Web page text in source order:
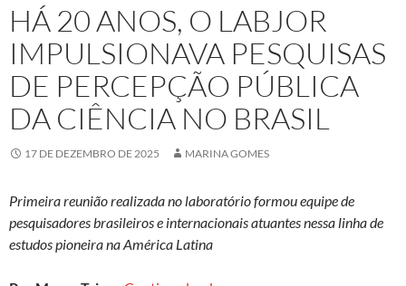
HÁ 20 ANOS, O LABJOR
IMPULSIONAVA PESQUISAS
DE PERCEPÇÃO PÚBLICA
DA CIÊNCIA NO BRASIL
17 DE DEZEMBRO DE 2025 MARINA GOMES
Primeira reunião realizada no laboratório formou equipe de
pesquisadores brasileiros e internacionais atuantes nessa linha de
estudos pioneira na América Latina